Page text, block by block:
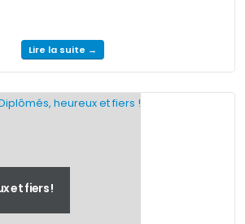
Lire la suite →
et fiers !